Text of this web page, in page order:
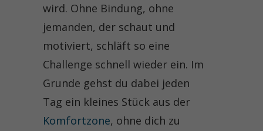
wird. Ohne Bindung, ohne
jemanden, der schaut und
motiviert, schläft so eine
Challenge schnell wieder ein. Im
Grunde gehst du dabei jeden
Tag ein kleines Stück aus der
Komfortzone, ohne dich zu